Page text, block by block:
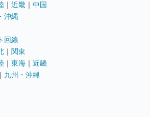
｜ 近畿 ｜ 中国
沖縄
回線
｜ 関東
｜ 東海 ｜ 近畿
｜ 九州・沖縄